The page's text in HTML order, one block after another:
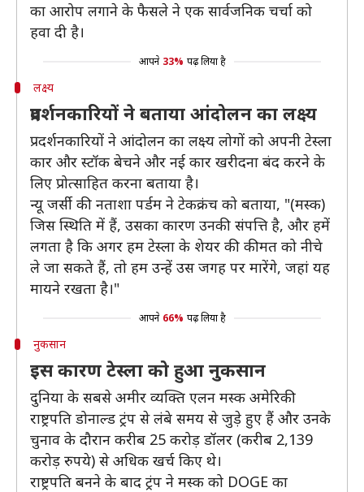
का आरोप लगाने के फैसले ने एक सार्वजनिक चर्चा को
हवा दी है।
आपने 33% पढ़ लिया है
लक्ष्य
प्रदर्शनकारियों ने बताया आंदोलन का लक्ष्य
प्रदर्शनकारियों ने आंदोलन का लक्ष्य लोगों को अपनी टेस्ला
कार और स्टॉक बेचने और नई कार खरीदना बंद करने के
लिए प्रोत्साहित करना बताया है।
न्यू जर्सी की नताशा पर्डम ने टेकक्रंच को बताया, "(मस्क)
जिस स्थिति में हैं, उसका कारण उनकी संपत्ति है, और हमें
लगता है कि अगर हम टेस्ला के शेयर की कीमत को नीचे
ले जा सकते हैं, तो हम उन्हें उस जगह पर मारेंगे, जहां यह
मायने रखता है।"
आपने 66% पढ़ लिया है
नुकसान
इस कारण टेस्ला को हुआ नुकसान
दुनिया के सबसे अमीर व्यक्ति एलन मस्क अमेरिकी
राष्ट्रपति डोनाल्ड ट्रंप से लंबे समय से जुड़े हुए हैं और उनके
चुनाव के दौरान करीब 25 करोड़ डॉलर (करीब 2,139
करोड़ रुपये) से अधिक खर्च किए थे।
राष्ट्रपति बनने के बाद ट्रंप ने मस्क को DOGE का